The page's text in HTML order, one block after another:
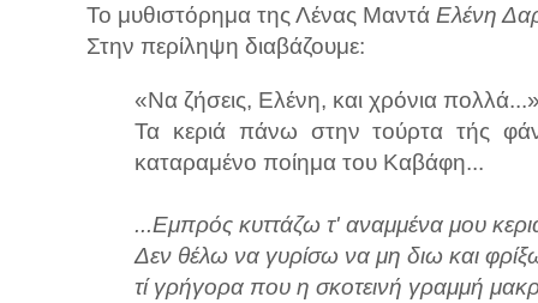
Το μυθιστόρημα της Λένας Μαντά Ελένη
Στην περίληψη διαβάζουμε:
«Να ζήσεις, Ελένη, και χρόνια πολλά...»
Τα κεριά πάνω στην τούρτα τής
καταραμένο ποίημα του Καβάφη...
...Εμπρός κυττάζω τ' αναμμένα μου
Δεν θέλω να γυρίσω να μη διω και
τί γρήγορα που η σκοτεινή γραμμή